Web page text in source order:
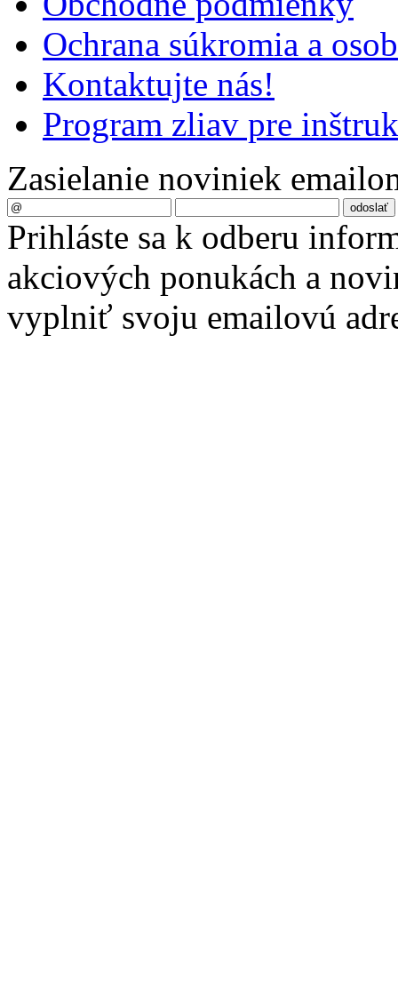
Ochrana súkromia a
Kontaktujte nás!
Program zliav pre
Zasielanie noviniek
Prihláste sa k odberu
akciových ponukách a
vyplniť svoju emailovú